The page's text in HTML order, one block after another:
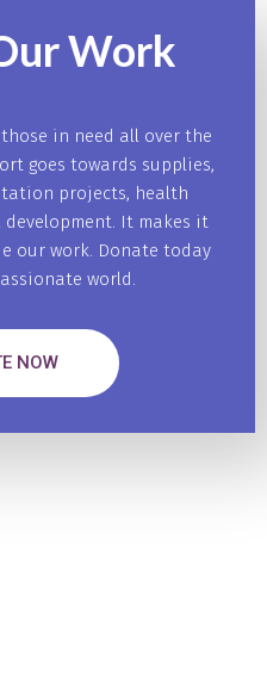
Work
those in need all over the
goes towards supplies,
projects, health
It makes it
our work. Donate today
world.
NOW